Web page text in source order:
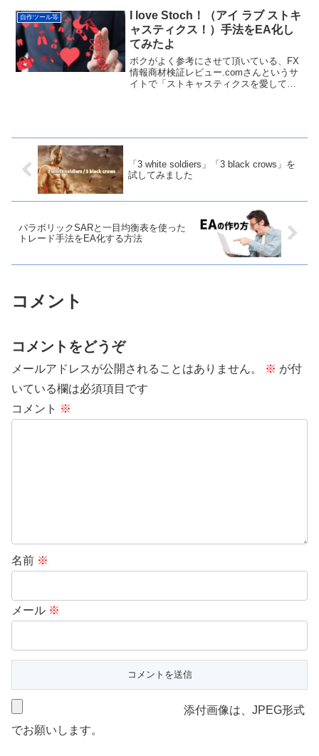
検知したい場面は結構多いと思います。
(oand...
自作ツール等
I love Stoch！（アイ ラブ ストキ
ャスティクス！）手法をEA化し
てみたよ
ボクがよく参考にさせて頂いている、FX
情報商材検証レビュー.comさんというサ
イトで「ストキャスティクスを愛してや
「3 white soldiers」「3 black crows」を
試してみました
パラボリックSARと一目均衡表を使った
トレード手法をEA化する方法
コメント
コメントをどうぞ
メールアドレスが公開されることはありません。 ※ が付
いている欄は必須項目です
コメント ※
名前 ※
メール ※
添付画像は、JPEG形式
でお願いします。